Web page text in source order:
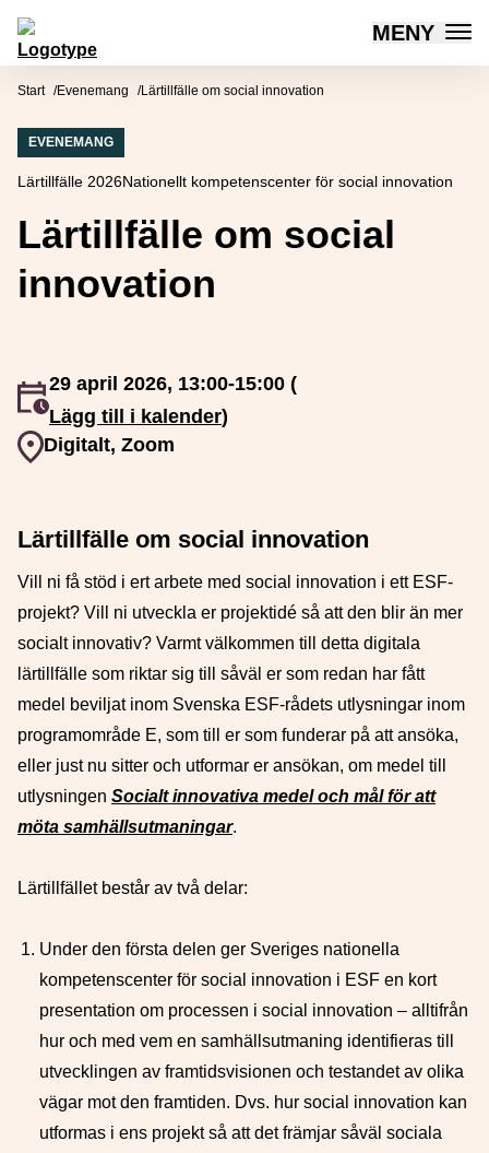
Hoppa till innehåll
Mötesplatsen Social Innovation MENY
Start Evenemang Lärtillfälle om social innovation
EVENEMANG
Lärtillfälle 2026Nationellt kompetenscenter för social innovation
Lärtillfälle om social
innovation
Event inträffar
29 april 2026, 13:00-15:00 (
Lägg till i kalender)
Event plats
Digitalt, Zoom
Lärtillfälle om social innovation
Vill ni få stöd i ert arbete med social innovation i ett ESF-
projekt? Vill ni utveckla er projektidé så att den blir än mer
socialt innovativ? Varmt välkommen till detta digitala
lärtillfälle som riktar sig till såväl er som redan har fått
medel beviljat inom Svenska ESF-rådets utlysningar inom
programområde E, som till er som funderar på att ansöka,
eller just nu sitter och utformar er ansökan, om medel till
utlysningen Socialt innovativa medel och mål för att
möta samhällsutmaningar.
Lärtillfället består av två delar:
Under den första delen ger Sveriges nationella
kompetenscenter för social innovation i ESF en kort
presentation om processen i social innovation – alltifrån
hur och med vem en samhällsutmaning identifieras till
utvecklingen av framtidsvisionen och testandet av olika
vägar mot den framtiden. Dvs. hur social innovation kan
utformas i ens projekt så att det främjar såväl sociala